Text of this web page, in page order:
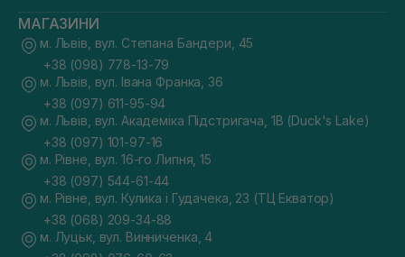
МАГАЗИНИ
м. Львів, вул. Степана Бандери, 45
+38 (098) 778-13-79
м. Львів, вул. Івана Франка, 36
+38 (097) 611-95-94
м. Львів, вул. Академіка Підстригача, 1В (Duck's Lake)
+38 (097) 101-97-16
м. Рівне, вул. 16-го Липня, 15
+38 (097) 544-61-44
м. Рівне, вул. Кулика і Гудачека, 23 (ТЦ Екватор)
+38 (068) 209-34-88
м. Луцьк, вул. Винниченка, 4